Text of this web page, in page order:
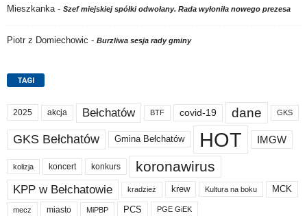
Mieszkanka - Szef miejskiej spółki odwołany. Rada wyłoniła nowego prezesa
Piotr z Domiechowic - Burzliwa sesja rady gminy
TAGI
2025 akcja Bełchatów BTF covid-19 dane GKS
GKS Bełchatów Gmina Bełchatów HOT IMGW
kolizja koncert konkurs koronawirus
KPP w Bełchatowie kradzież krew Kultura na boku MCK
mecz miasto MiPBP PCS PGE GiEK